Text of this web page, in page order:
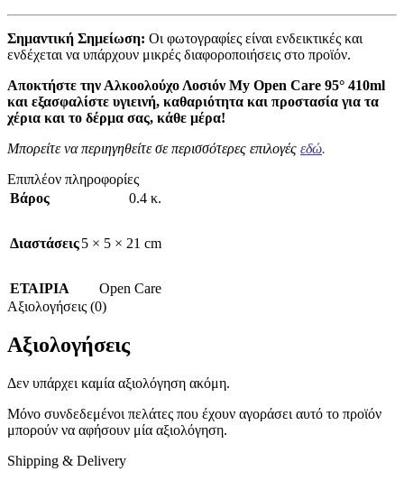
Σημαντική Σημείωση: Οι φωτογραφίες είναι ενδεικτικές και
ενδέχεται να υπάρχουν μικρές διαφοροποιήσεις στο προϊόν.
Αποκτήστε την Αλκοολούχο Λοσιόν My Open Care 95° 410ml
και εξασφαλίστε υγιεινή, καθαριότητα και προστασία για τα
χέρια και το δέρμα σας, κάθε μέρα!
Μπορείτε να περιηγηθείτε σε περισσότερες επιλογές εδώ.
Επιπλέον πληροφορίες
Βάρος
0.4 κ.
Διαστάσεις5 × 5 × 21 cm
ΕΤΑΙΡΙΑ
Open Care
Αξιολογήσεις (0)
Αξιολογήσεις
Δεν υπάρχει καμία αξιολόγηση ακόμη.
Μόνο συνδεδεμένοι πελάτες που έχουν αγοράσει αυτό το προϊόν
μπορούν να αφήσουν μία αξιολόγηση.
Shipping & Delivery